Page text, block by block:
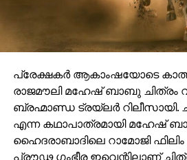
പ്രേക്ഷകർ ആകാംഷയോടെ
രാജമൗലി മഹേഷ് ബാബു ചിത്രം
ബ്രഹ്മാണ്ഡ ട്രയ്ലർ റിലീസായി.
എന്ന കഥാപാത്രമായി മഹേഷ്
ഹൈദരാബാദിലെ റാമോജി ഫിലിം
പ്രൗഢ ഗംഭീര ഇവെന്റിലാണ്